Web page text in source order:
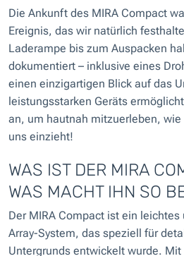
Die Ankunft des MIRA Compact
Ereignis, das wir natürlich
Laderampe bis zum Auspacken
dokumentiert – inklusive eines
einen einzigartigen Blick auf das
leistungsstarken Geräts
an, um hautnah mitzuerleben, wie
uns einzieht!
WAS IST DER MIRA
WAS MACHT IHN SO
Der MIRA Compact ist ein leichtes
Array-System, das speziell für
Untergrunds entwickelt wurde.